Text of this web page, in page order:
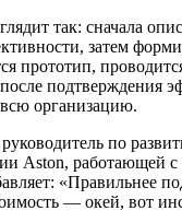
так: сначала
затем
прототип,
подтверждения
организацию.
по
Aston, работающей с
«Правильнее
— окей, вот